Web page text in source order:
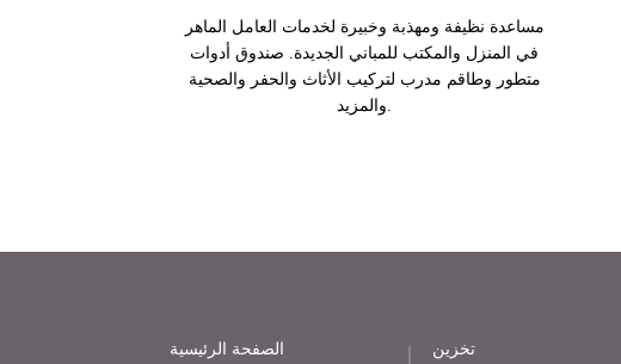
مساعدة نظيفة ومهذبة وخبيرة لخدمات العامل الماهر
في المنزل والمكتب للمباني الجديدة. صندوق أدوات
متطور وطاقم مدرب لتركيب الأثاث والحفر والصحية
والمزيد.
الصفحة الرئيسية تخزين